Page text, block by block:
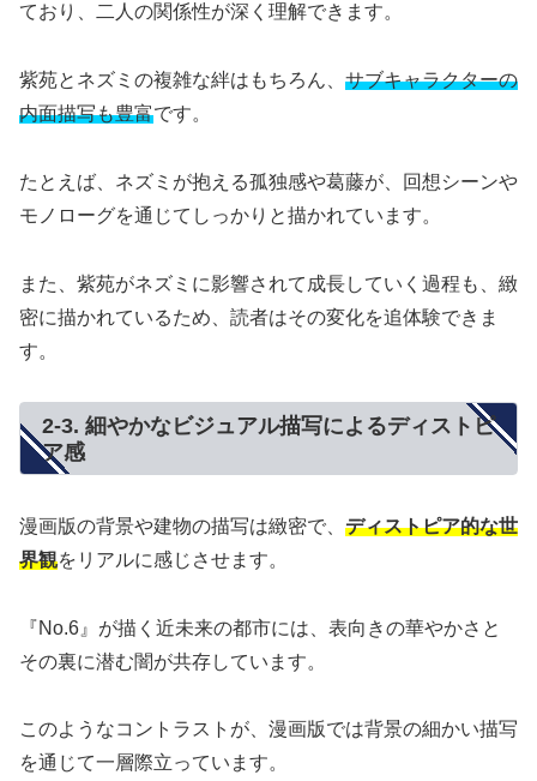
ており、二人の関係性が深く理解できます。
紫苑とネズミの複雑な絆はもちろん、 サブキャラクターの
内面描写も豊富です。
たとえば、ネズミが抱える孤独感や葛藤が、回想シーンや
モノローグを通じてしっかりと描かれています。
また、紫苑がネズミに影響されて成長していく過程も、緻
密に描かれているため、読者はその変化を追体験できま
す。
2-3. 細やかなビジュアル描写によるディストピ
ア感
漫画版の背景や建物の描写は緻密で、 ディストピア的な世
界観をリアルに感じさせます。
『No.6』が描く近未来の都市には、表向きの華やかさと
その裏に潜む闇が共存しています。
このようなコントラストが、漫画版では背景の細かい描写
を通じて一層際立っています。